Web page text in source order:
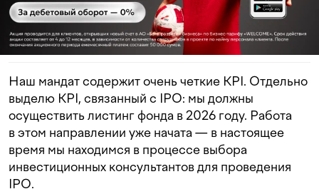
Наш мандат содержит очень четкие KPI. Отдельно
выделю KPI, связанный с IPO: мы должны
осуществить листинг фонда в 2026 году. Работа
в этом направлении уже начата — в настоящее
время мы находимся в процессе выбора
инвестиционных консультантов для проведения
IPO.